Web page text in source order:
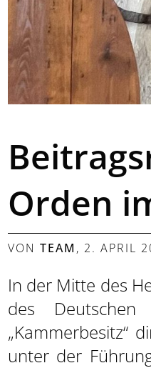
Orden
VON TEAM , 2. APRIL
In der Mitte des
des Deutschen
„Kammerbesitz“
unter der